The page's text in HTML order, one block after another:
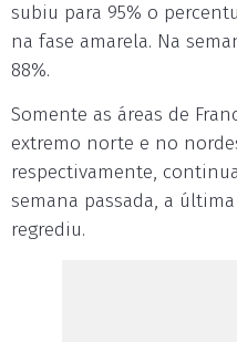
subiu para 95% o
na fase amarela. Na
88%.
Somente as áreas de
extremo norte e no
respectivamente,
semana passada, a
regrediu.